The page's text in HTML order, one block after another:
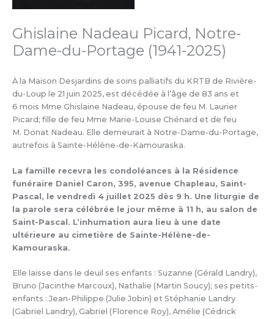
Ghislaine Nadeau Picard, Notre-
Dame-du-Portage (1941-2025)
À la Maison Desjardins de soins palliatifs du KRTB de Rivière-
du-Loup le 21 juin 2025, est décédée à l’âge de 83 ans et
6 mois Mme Ghislaine Nadeau, épouse de feu M. Laurier
Picard; fille de feu Mme Marie-Louise Chénard et de feu
M. Donat Nadeau. Elle demeurait à Notre-Dame-du-Portage,
autrefois à Sainte-Hélène-de-Kamouraska.
La famille recevra les condoléances à la Résidence
funéraire Daniel Caron, 395, avenue Chapleau, Saint-
Pascal, le vendredi 4 juillet 2025 dès 9 h. Une liturgie de
la parole sera célébrée le jour même à 11 h, au salon de
Saint-Pascal. L’inhumation aura lieu à une date
ultérieure au cimetière de Sainte-Hélène-de-
Kamouraska.
Elle laisse dans le deuil ses enfants : Suzanne (Gérald Landry),
Bruno (Jacinthe Marcoux), Nathalie (Martin Soucy); ses petits-
enfants : Jean-Philippe (Julie Jobin) et Stéphanie Landry
(Gabriel Landry), Gabriel (Florence Roy), Amélie (Cédrick